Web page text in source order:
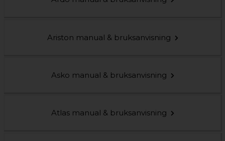
Ariston manual & bruksanvisning
Asko manual & bruksanvisning
Atlas manual & bruksanvisning